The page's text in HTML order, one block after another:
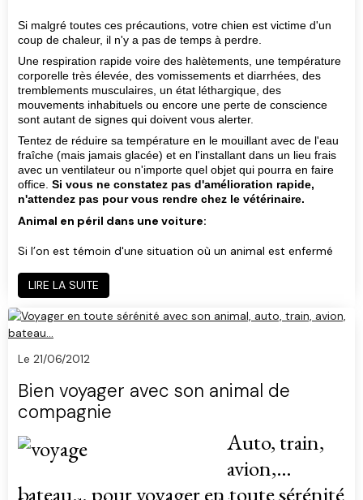
Si malgré toutes ces précautions, votre chien est victime d'un
coup de chaleur, il n'y a pas de temps à perdre.
Une respiration rapide voire des halètements, une température
corporelle très élevée, des vomissements et diarrhées, des
tremblements musculaires, un état léthargique, des
mouvements inhabituels ou encore une perte de conscience
sont autant de signes qui doivent vous alerter.
Tentez de réduire sa température en le mouillant avec de l'eau
fraîche (mais jamais glacée) et en l'installant dans un lieu frais
avec un ventilateur ou n'importe quel objet qui pourra en faire
office. Si vous ne constatez pas d'amélioration rapide,
n'attendez pas pour vous rendre chez le vétérinaire.
Animal en péril dans une voiture:
Si l’on est témoin d'une situation où un animal est enfermé
gendarmerie locale. En effet, l'article 20 de la loi du 6 janvier
1999 [codifié sous l'article 214-23 (3°) du Code rural, NDLR]
vous permet de faire procéder à l'ouverture du véhicule
stationné en plein soleil lorsque la vie de l'animal est en
danger, en présence d'un gendarme ou d'un policier.
Quant à l’article 122-7 du Nouveau Code de procédure
pénale, il précise que « n’est pas pénalement responsable la
personne qui, face à un danger actuel ou imminent qui
menace elle-même, autrui ou un bien, accomplit un acte
nécessaire à la sauvegarde de la personne ou du bien ». Mais
cette bonne action engageant votre responsabilité, le
propriétaire du véhicule peut se retourner contre vous et
LIRE LA SUITE
Le 21/06/2012
Bien voyager avec son animal de
compagnie
Auto, train,
avion,
bateau… pour voyager en toute sérénité